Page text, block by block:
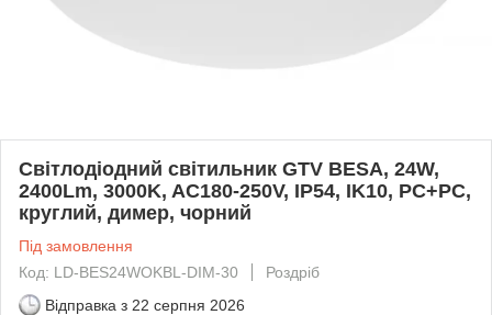
Світлодіодний світильник GTV BESA, 24W,
2400Lm, 3000K, AC180-250V, IP54, IK10, PC+PC,
круглий, димер, чорний
Під замовлення
Код: LD-BES24WOKBL-DIM-30
Роздріб
Відправка з 22 серпня 2026